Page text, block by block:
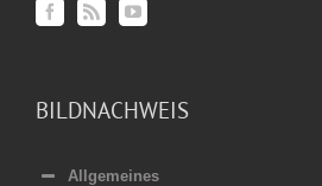
BILDNACHWEIS
Allgemeines